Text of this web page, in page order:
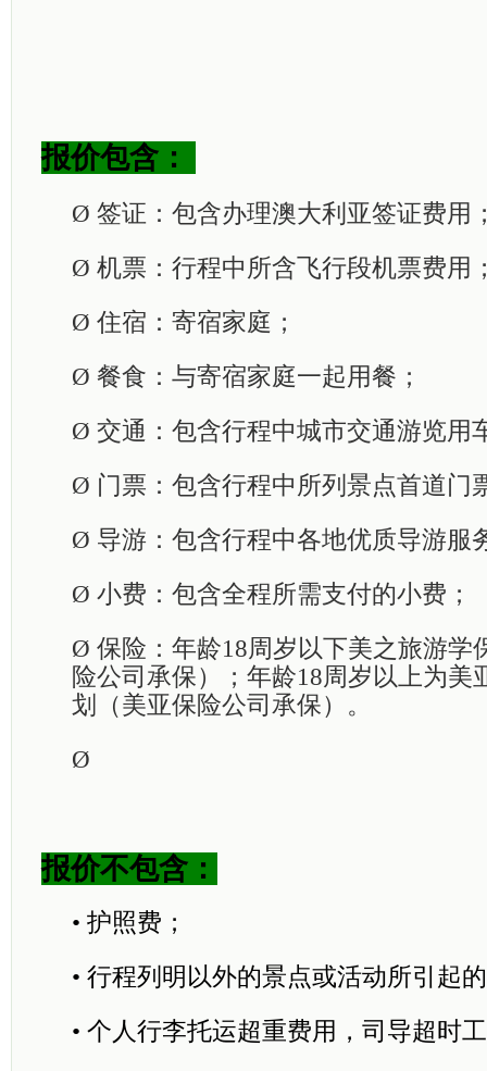
报价包含：
Ø 签证：包含办理澳大利亚签证费用
Ø 机票：行程中所含飞行段机票费用
Ø 住宿：寄宿家庭；
Ø 餐食：与寄宿家庭一起用餐；
Ø 交通：包含行程中城市交通游览用
Ø 门票：包含行程中所列景点首道门
Ø 导游：包含行程中各地优质导游服
Ø 小费：包含全程所需支付的小费；
Ø 保险： 年龄18周岁以下美之旅游学
险公司承保）；年龄18周岁以上为美
划（美亚保险公司承保）。
Ø
报价不包含：
• 护照费；
• 行程列明以外的景点或活动所引起
• 个人行李托运超重费用，司导超时